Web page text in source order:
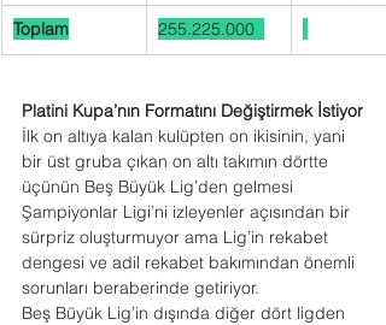
Toplam 255.225.000
Platini Kupa’nın Formatını Değiştirmek İstiyor
İlk on altıya kalan kulüpten on ikisinin, yani
bir üst gruba çıkan on altı takımın dörtte
üçünün Beş Büyük Lig’den gelmesi
Şampiyonlar Ligi’ni izleyenler açısından bir
sürpriz oluşturmuyor ama Lig’in rekabet
dengesi ve adil rekabet bakımından önemli
sorunları beraberinde getiriyor.
Beş Büyük Lig’in dışında diğer dört ligden